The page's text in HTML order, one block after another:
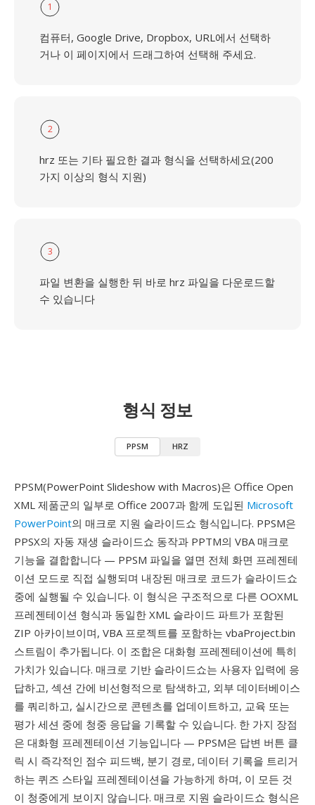
1
컴퓨터, Google Drive, Dropbox, URL에서 선택하
거나 이 페이지에서 드래그하여 선택해 주세요.
2
hrz 또는 기타 필요한 결과 형식을 선택하세요(200
가지 이상의 형식 지원)
3
파일 변환을 실행한 뒤 바로 hrz 파일을 다운로드할
수 있습니다
형식 정보
PPSM HRZ
PPSM(PowerPoint Slideshow with Macros)은 Office Open
XML 제품군의 일부로 Office 2007과 함께 도입된 Microsoft
PowerPoint의 매크로 지원 슬라이드쇼 형식입니다. PPSM은
PPSX의 자동 재생 슬라이드쇼 동작과 PPTM의 VBA 매크로
기능을 결합합니다 — PPSM 파일을 열면 전체 화면 프레젠테
이션 모드로 직접 실행되며 내장된 매크로 코드가 슬라이드쇼
중에 실행될 수 있습니다. 이 형식은 구조적으로 다른 OOXML
프레젠테이션 형식과 동일한 XML 슬라이드 파트가 포함된
ZIP 아카이브이며, VBA 프로젝트를 포함하는 vbaProject.bin
스트림이 추가됩니다. 이 조합은 대화형 프레젠테이션에 특히
가치가 있습니다. 매크로 기반 슬라이드쇼는 사용자 입력에 응
답하고, 섹션 간에 비선형적으로 탐색하고, 외부 데이터베이스
를 쿼리하고, 실시간으로 콘텐츠를 업데이트하고, 교육 또는
평가 세션 중에 청중 응답을 기록할 수 있습니다. 한 가지 장점
은 대화형 프레젠테이션 기능입니다 — PPSM은 답변 버튼 클
릭 시 즉각적인 점수 피드백, 분기 경로, 데이터 기록을 트리거
하는 퀴즈 스타일 프레젠테이션을 가능하게 하며, 이 모든 것
이 청중에게 보이지 않습니다. 매크로 지원 슬라이드쇼 형식은